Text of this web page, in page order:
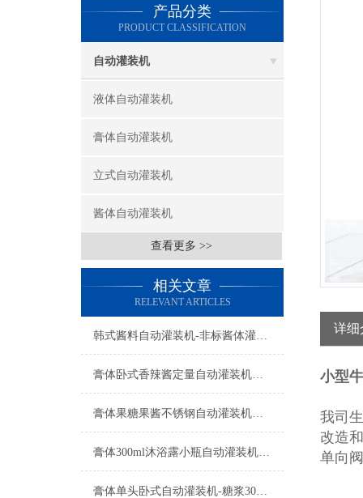
产品分类
PRODUCT CLASSIFICATION
自动灌装机
液体自动灌装机
膏体自动灌装机
立式自动灌装机
酱体自动灌装机
查看更多 >>
相关文章
RELEVANT ARTICLES
韩式酱料自动灌装机-非标酱体灌装设备工厂生产
膏体卧式香辣酱定量自动灌装机设备
膏体果糖果酱不锈钢自动灌装机设备
膏体300ml沐浴露小瓶自动灌装机功能参数
膏体单头卧式自动灌装机-糖浆300ml瓶装机设备
详细
小型
我司
改造
单向